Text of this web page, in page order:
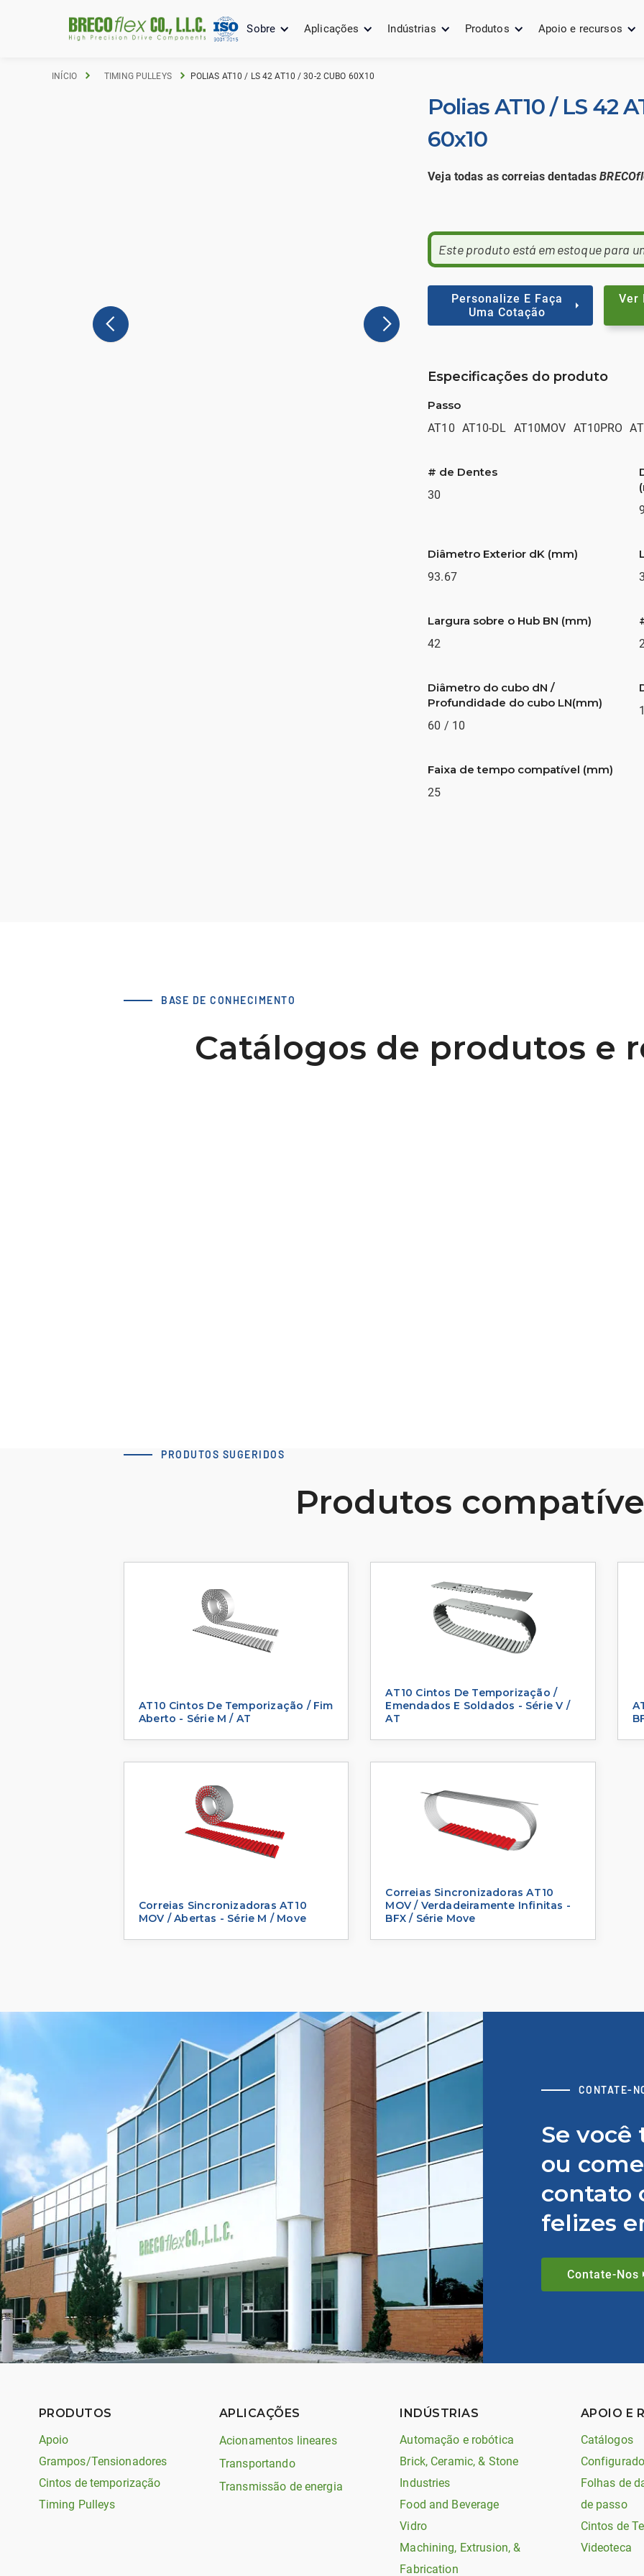
Sobre Aplicações Indústrias Produtos Apoio e recursos
INÍCIO TIMING PULLEYS POLIAS AT10 / LS 42 AT10 / 30-2 CUBO 60X10
Polias AT10 / LS 42
60x10
Veja todas as correias dentadas
Este produto está em estoque para
Personalize E Faça
Uma Cotação
Ver
Especificações do produto
Passo
AT10 AT10-DL AT10MOV AT10PRO
# de Dentes
30
Diâmetro Exterior dK (mm)
93.67
Largura sobre o Hub BN (mm)
42
Diâmetro do cubo dN /
Profundidade do cubo LN(mm)
60 / 10
Faixa de tempo compatível (mm)
25
BASE DE CONHECIMENTO
Catálogos de produtos e
PRODUTOS SUGERIDOS
Produtos
AT10 Cintos De Temporização / Fim
Aberto - Série M / AT
AT10 Cintos De Temporização /
Emendados E Soldados - Série V /
AT
Correias Sincronizadoras AT10
MOV / Abertas - Série M / Move
Correias Sincronizadoras AT10
MOV / Verdadeiramente Infinitas -
BFX / Série Move
CONTATE-
Se
ou
contato
felizes
Contate-Nos
PRODUTOS
Apoio
Grampos/Tensionadores
Cintos de temporização
Timing Pulleys
APLICAÇÕES
Acionamentos lineares
Transportando
Transmissão de energia
INDÚSTRIAS
Automação e robótica
Brick, Ceramic, & Stone
Industries
Food and Beverage
Vidro
Machining, Extrusion, &
Fabrication
APOIO E
Catálogos
Folhas de
de passo
Cintos de
Videoteca